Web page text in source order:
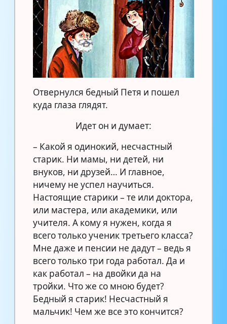
Отвернулся бедный Петя и пошел
куда глаза глядят.
Идет он и думает:
– Какой я одинокий, несчастный
старик. Ни мамы, ни детей, ни
внуков, ни друзей… И главное,
ничему не успел научиться.
Настоящие старики – те или доктора,
или мастера, или академики, или
учителя. А кому я нужен, когда я
всего только ученик третьего класса?
Мне даже и пенсии не дадут – ведь я
всего только три года работал. Да и
как работал – на двойки да на
тройки. Что же со мною будет?
Бедный я старик! Несчастный я
мальчик! Чем же все это кончится?